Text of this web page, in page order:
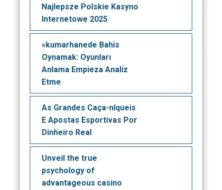
Najlepsze Polskie Kasyno
Internetowe 2025
«kumarhanede Bahis
Oynamak: Oyunları
Anlama Empieza Analiz
Etme
As Grandes Caça-níqueis
E Apostas Esportivas Por
Dinheiro Real
Unveil the true
psychology of
advantageous casino